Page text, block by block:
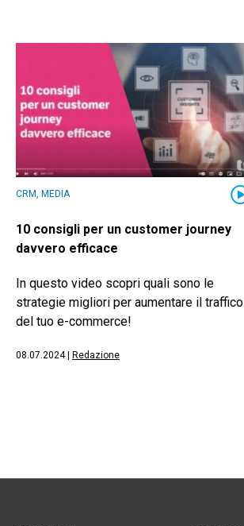
CRM, MEDIA
10 consigli per un customer journey
davvero efficace
In questo video scopri quali sono le
strategie migliori per aumentare il traffico
del tuo e-commerce!
08.07.2024| Redazione